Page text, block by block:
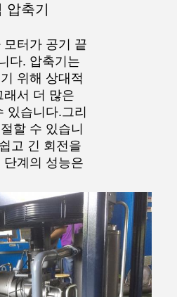
압축기
터가 공기 끝
다. 압축기는
위해 상대적
래서 더 많은
있습니다.그리
할 수 있습니
고 긴 회전을
계의 성능은